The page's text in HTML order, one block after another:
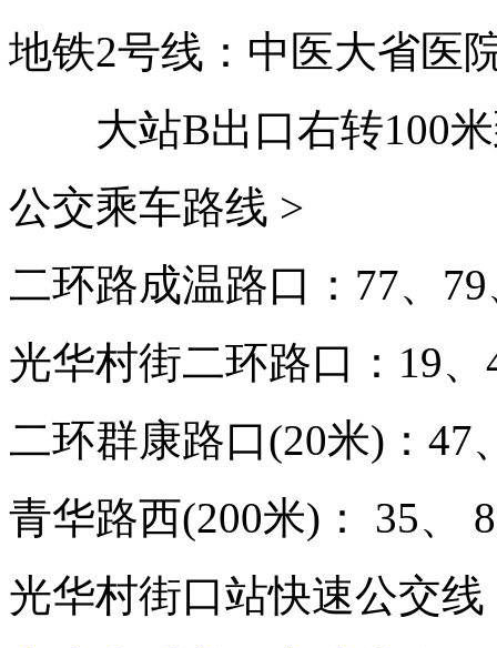
地铁2号线：中医大省医
大站B出口右转100
公交乘车路线 >
二环路成温路口：77、
光华村街二环路口：19、
二环群康路口(20米)：47
青华路西(200米)： 35、
光华村街口站快速公交线